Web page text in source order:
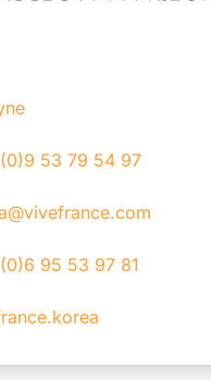
53 79 54 97
95 53 97 81